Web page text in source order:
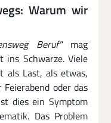
Warum wir
Beruf" mag
Schwarze. Viele
als Last, als etwas,
oder das
dies ein Symptom
Das Problem